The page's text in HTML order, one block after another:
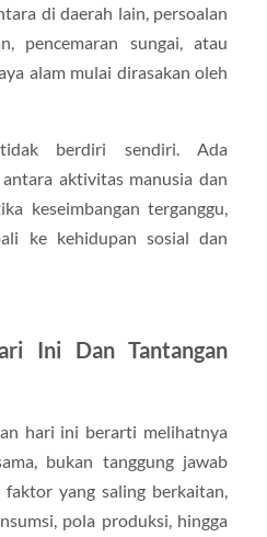
di daerah lain, persoalan
pencemaran sungai, atau
alam mulai dirasakan oleh
berdiri sendiri. Ada
aktivitas manusia dan
keseimbangan terganggu,
ke kehidupan sosial dan
Ini Dan Tantangan
hari ini berarti melihatnya
bukan tanggung jawab
yang saling berkaitan,
pola produksi, hingga